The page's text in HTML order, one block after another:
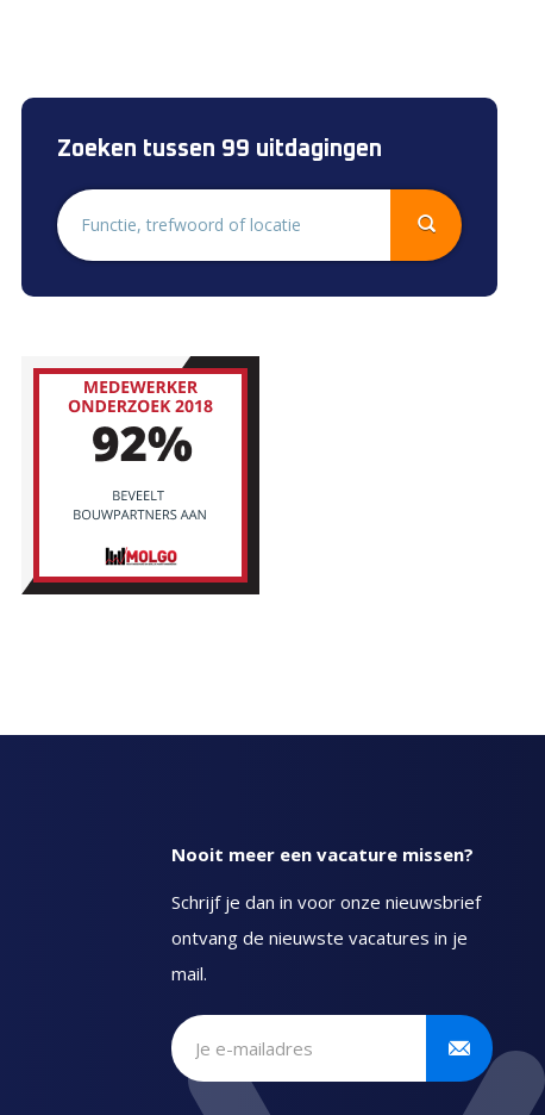
Zoeken tussen 99 uitdagingen
Nooit meer een vacature missen?
Schrijf je dan in voor onze nieuwsbrief
ontvang de nieuwste vacatures in je
mail.
Schrijf je in voor onze
nieuwsbrief